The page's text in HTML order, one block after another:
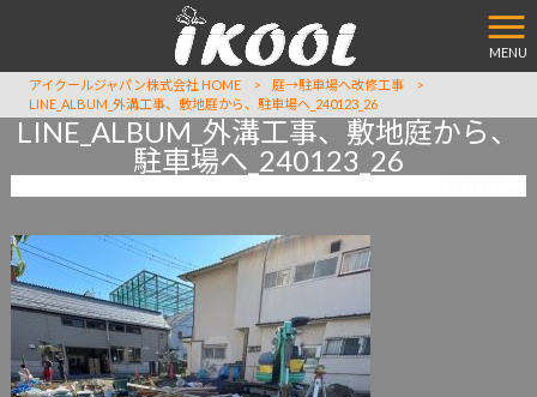
MENU
アイクールジャパン株式会社 HOME > 庭→駐車場へ改修工事
>
LINE_ALBUM_外溝工事、敷地庭から、駐車場へ_240123_26
LINE_ALBUM_外溝工事、敷地庭から、
駐車場へ_240123_26